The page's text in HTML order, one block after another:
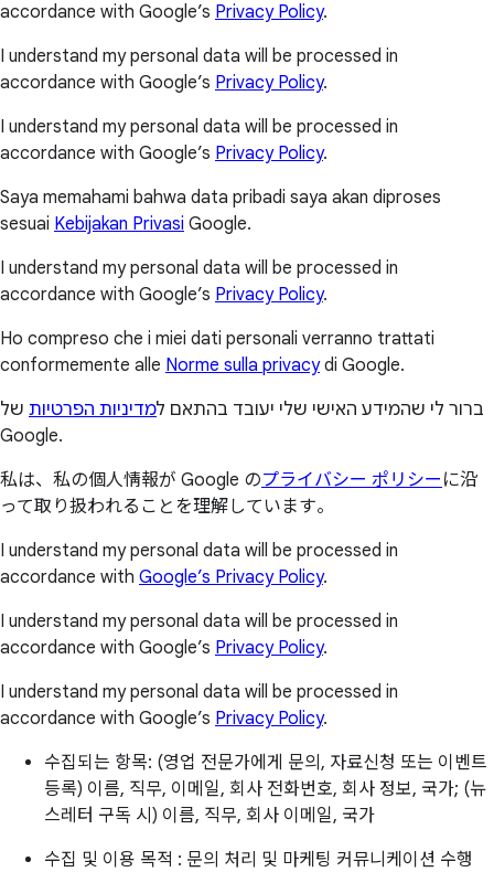
accordance with Google’s Privacy Policy.
I understand my personal data will be processed in
accordance with Google’s Privacy Policy.
I understand my personal data will be processed in
accordance with Google’s Privacy Policy.
Saya memahami bahwa data pribadi saya akan diproses
sesuai Kebijakan Privasi Google.
I understand my personal data will be processed in
accordance with Google’s Privacy Policy.
Ho compreso che i miei dati personali verranno trattati
conformemente alle Norme sulla privacydi Google.
ברור לי שהמידע האישי שלי יעובד בהתאם למדיניות הפרטיות של
Google.
私は、私の個人情報が Google のプライバシー ポリシー に沿
って取り扱われることを理解しています。
I understand my personal data will be processed in
accordance with Google’s Privacy Policy.
I understand my personal data will be processed in
accordance with Google’s Privacy Policy.
I understand my personal data will be processed in
accordance with Google’s Privacy Policy.
수집되는 항목: (영업 전문가에게 문의, 자료신청 또는 이벤트
등록) 이름, 직무, 이메일, 회사 전화번호, 회사 정보, 국가; (뉴
스레터 구독 시) 이름, 직무, 회사 이메일, 국가
수집 및 이용 목적 : 문의 처리 및 마케팅 커뮤니케이션 수행